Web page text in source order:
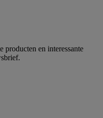
producten en interessante